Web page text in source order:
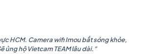
HCM. Camera wifi Imou bắt sóng khỏe,
ủng hộ Vietcam TEAM lâu dài."